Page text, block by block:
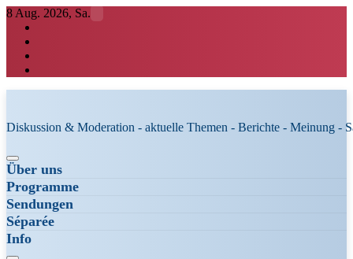
Zum
Inhalt
springen
8 Aug. 2026, Sa.
Diskussion & Moderation - aktuelle Themen - Berichte - Meinung -
Über uns
Programme
Sendungen
Séparée
Info